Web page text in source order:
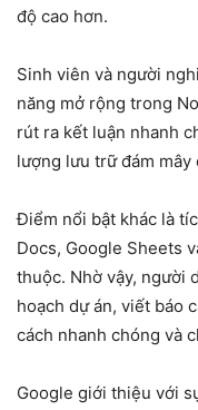
độ cao hơn.
Sinh viên và người
năng mở rộng trong
rút ra kết luận nhanh
lượng lưu trữ đám mây
Điểm nổi bật khác là
Docs, Google Sheets
thuộc. Nhờ vậy, người
hoạch dự án, viết báo
cách nhanh chóng và
Google giới thiệu với